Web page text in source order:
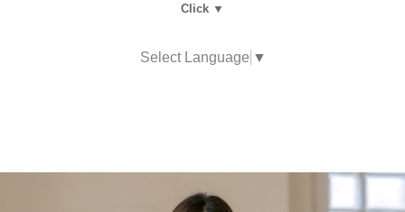
Click ▼
Select Language ▼